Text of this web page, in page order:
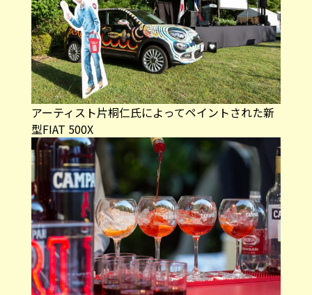
アーティスト片桐仁氏によってペイントされた新
型FIAT 500X